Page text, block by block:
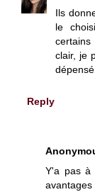
Ils
le
certains
clair, je
Reply
Y'a pas à